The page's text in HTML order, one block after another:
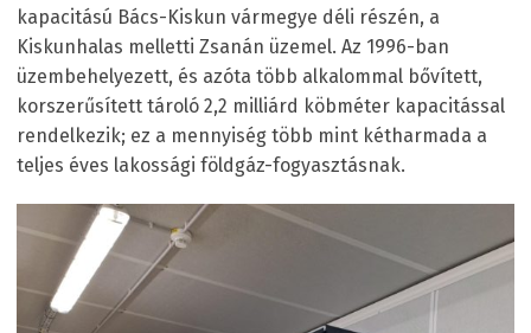
kapacitású Bács-Kiskun vármegye déli részén, a
Kiskunhalas melletti Zsanán üzemel. Az 1996-ban
üzembehelyezett, és azóta több alkalommal bővített,
korszerűsített tároló 2,2 milliárd köbméter kapacitással
rendelkezik; ez a mennyiség több mint kétharmada a
teljes éves lakossági földgáz-fogyasztásnak.